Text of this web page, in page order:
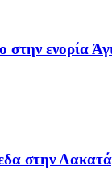
στην ενορία
στην